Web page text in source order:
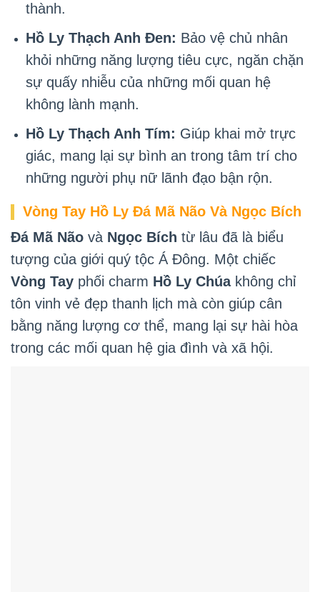
thành.
Hồ Ly Thạch Anh Đen: Bảo vệ chủ nhân
khỏi những năng lượng tiêu cực, ngăn chặn
sự quấy nhiễu của những mối quan hệ
không lành mạnh.
Hồ Ly Thạch Anh Tím: Giúp khai mở trực
giác, mang lại sự bình an trong tâm trí cho
những người phụ nữ lãnh đạo bận rộn.
Vòng Tay Hồ Ly Đá Mã Não Và Ngọc Bích
Đá Mã Não và Ngọc Bích từ lâu đã là biểu
tượng của giới quý tộc Á Đông. Một chiếc
Vòng Tay phối charm Hồ Ly Chúakhông chỉ
tôn vinh vẻ đẹp thanh lịch mà còn giúp cân
bằng năng lượng cơ thể, mang lại sự hài hòa
trong các mối quan hệ gia đình và xã hội.